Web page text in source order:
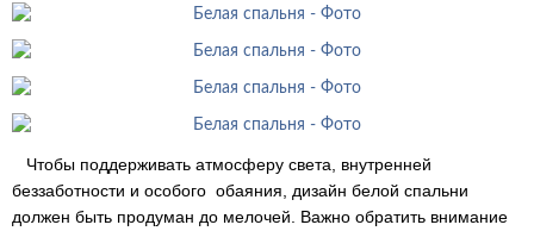
Чтобы поддерживать атмосферу света, внутренней
беззаботности и особого обаяния, дизайн белой спальни
должен быть продуман до мелочей. Важно обратить внимание